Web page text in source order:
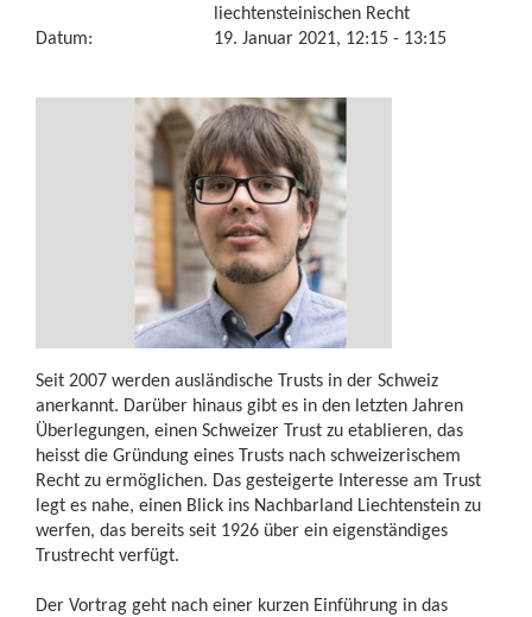
liechtensteinischen Recht
Datum:
19. Januar 2021, 12:15 - 13:15
Seit 2007 werden ausländische Trusts in der Schweiz
anerkannt. Darüber hinaus gibt es in den letzten Jahren
Überlegungen, einen Schweizer Trust zu etablieren, das
heisst die Gründung eines Trusts nach schweizerischem
Recht zu ermöglichen. Das gesteigerte Interesse am Trust
legt es nahe, einen Blick ins Nachbarland Liechtenstein zu
werfen, das bereits seit 1926 über ein eigenständiges
Trustrecht verfügt.
Der Vortrag geht nach einer kurzen Einführung in das